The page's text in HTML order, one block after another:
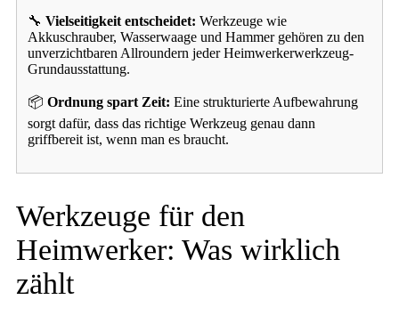
🔧 Vielseitigkeit entscheidet: Werkzeuge wie
Akkuschrauber, Wasserwaage und Hammer gehören zu den
unverzichtbaren Allroundern jeder Heimwerkerwerkzeug-
Grundausstattung.
📦 Ordnung spart Zeit: Eine strukturierte Aufbewahrung
sorgt dafür, dass das richtige Werkzeug genau dann
griffbereit ist, wenn man es braucht.
Werkzeuge für den
Heimwerker: Was wirklich
zählt